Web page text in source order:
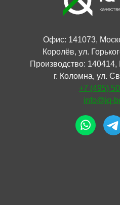
Офис: 141073,
Королёв, ул.
Производство: 140414,
г. Коломна, ул.
+7 (495)
info@iq-